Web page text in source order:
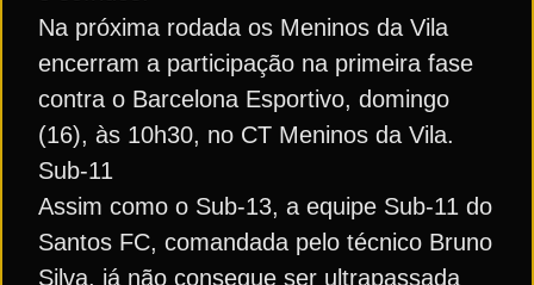
Na próxima rodada os Meninos da Vila
encerram a participação na primeira fase
contra o Barcelona Esportivo, domingo
(16), às 10h30, no CT Meninos da Vila.
Sub-11
Assim como o Sub-13, a equipe Sub-11 do
Santos FC, comandada pelo técnico Bruno
Silva, já não consegue ser ultrapassada